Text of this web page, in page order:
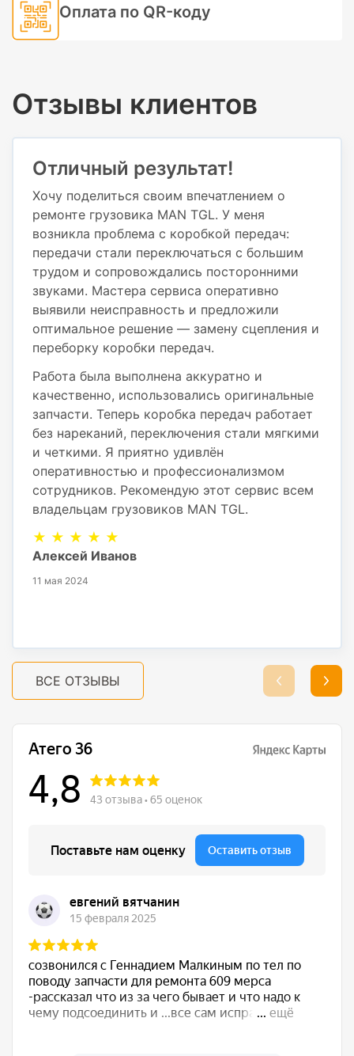
Оплата по QR-коду
Отзывы клиентов
Отличный результат!
Хочу поделиться своим впечатлением о
ремонте грузовика MAN TGL. У меня
возникла проблема с коробкой передач:
передачи стали переключаться с большим
трудом и сопровождались посторонними
звуками. Мастера сервиса оперативно
выявили неисправность и предложили
оптимальное решение — замену сцепления и
переборку коробки передач.
Работа была выполнена аккуратно и
качественно, использовались оригинальные
запчасти. Теперь коробка передач работает
без нареканий, переключения стали мягкими
и четкими. Я приятно удивлён
оперативностью и профессионализмом
сотрудников. Рекомендую этот сервис всем
владельцам грузовиков MAN TGL.
★ ★ ★ ★ ★
Алексей Иванов
11 мая 2024
ВСЕ ОТЗЫВЫ